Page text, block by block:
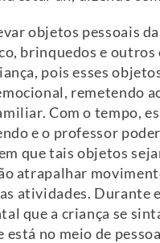
objetos pessoais
brinquedos e outros
pois esses
remetendo
Com o tempo,
e o professor
que tais objetos
atrapalhar
atividades. Durante
que a criança se
está no meio de